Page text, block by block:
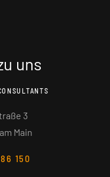
uns
3
Main
150